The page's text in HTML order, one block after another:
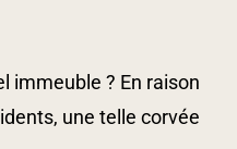
immeuble ? En raison
une telle corvée